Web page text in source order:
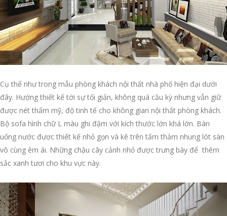
Cụ thể như trong mẫu phòng khách nội thất nhà phố hiện đại dưới
đây. Hướng thiết kế tới sự tối giản, không quá cầu kỳ nhưng vẫn giữ
được nét thẩm mỹ, độ tinh tế cho không gian nội thất phòng khách.
Bộ sofa hình chữ L màu ghi đậm với kích thước lớn khá lớn. Bàn
uống nước được thiết kế nhỏ gọn và kê trên tấm thảm nhung lót sàn
vô cùng êm ái. Những chậu cây cảnh nhỏ được trưng bày để thêm
sắc xanh tươi cho khu vực này.